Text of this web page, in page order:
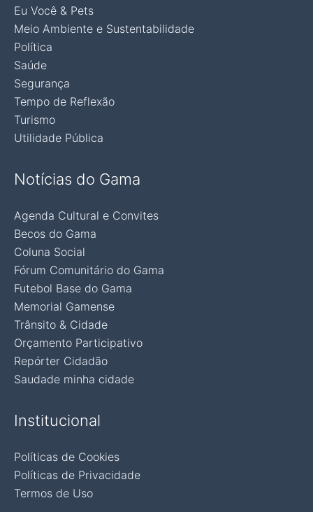
Eu Você & Pets
Meio Ambiente e Sustentabilidade
Política
Saúde
Segurança
Tempo de Reflexão
Turismo
Utilidade Pública
Notícias do Gama
Agenda Cultural e Convites
Becos do Gama
Coluna Social
Fórum Comunitário do Gama
Futebol Base do Gama
Memorial Gamense
Trânsito & Cidade
Orçamento Participativo
Repórter Cidadão
Saudade minha cidade
Institucional
Políticas de Cookies
Políticas de Privacidade
Termos de Uso